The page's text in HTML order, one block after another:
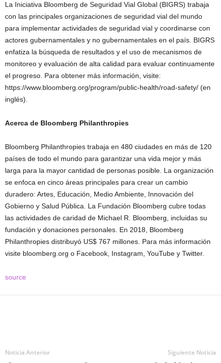
La Iniciativa Bloomberg de Seguridad Vial Global (BIGRS) trabaja
con las principales organizaciones de seguridad vial del mundo
para implementar actividades de seguridad vial y coordinarse con
actores gubernamentales y no gubernamentales en el país. BIGRS
enfatiza la búsqueda de resultados y el uso de mecanismos de
monitoreo y evaluación de alta calidad para evaluar continuamente
el progreso. Para obtener más información, visite:
https://www.bloomberg.org/program/public-health/road-safety/ (en
inglés).
Acerca de Bloomberg Philanthropies
Bloomberg Philanthropies trabaja en 480 ciudades en más de 120
países de todo el mundo para garantizar una vida mejor y más
larga para la mayor cantidad de personas posible. La organización
se enfoca en cinco áreas principales para crear un cambio
duradero: Artes, Educación, Medio Ambiente, Innovación del
Gobierno y Salud Pública. La Fundación Bloomberg cubre todas
las actividades de caridad de Michael R. Bloomberg, incluidas su
fundación y donaciones personales. En 2018, Bloomberg
Philanthropies distribuyó US$ 767 millones. Para más información
visite bloomberg.org o Facebook, Instagram, YouTube y Twitter.
source
Noticia Anterior Siguiente Noticia